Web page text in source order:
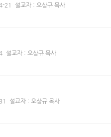
21 설교자 : 오상규 목사
설교자 : 오상규 목사
설교자 : 오상규 목사